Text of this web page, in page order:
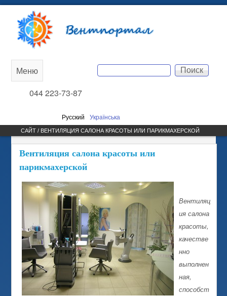
содержанию
Вентпортал
Форма поиска
Поиск
044 223-73-87
Русский Українська
Main
menu
Меню
САЙТ / ВЕНТИЛЯЦИЯ САЛОНА КРАСОТЫ ИЛИ ПАРИКМАХЕРСКОЙ
Вентиляция салона красоты или
парикмахерской
Вентиляц
ия салона
красоты,
качестве
нно
выполнен
ная,
способст